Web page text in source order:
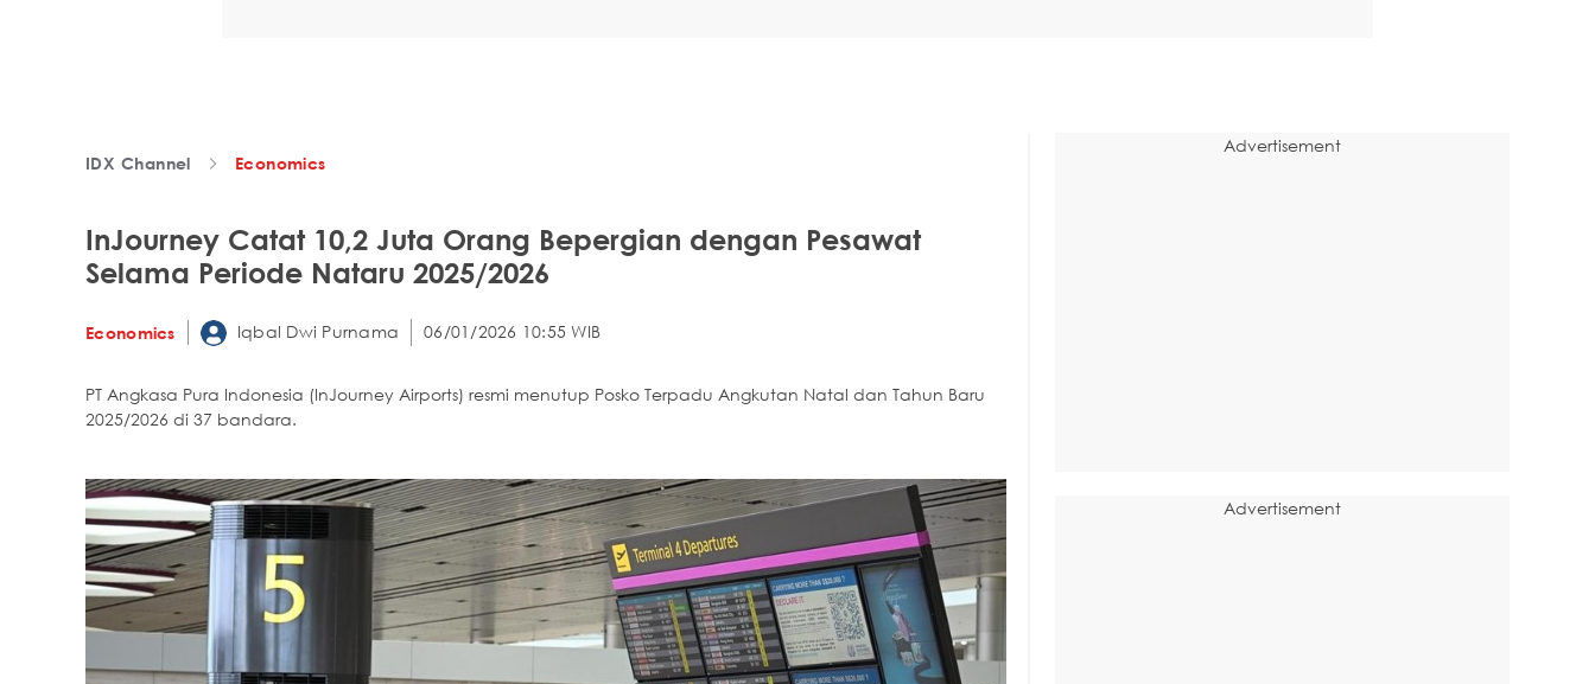
IDX Channel Economics
InJourney Catat 10,2 Juta Orang Bepergian dengan Pesawat
Selama Periode Nataru 2025/2026
Economics Iqbal Dwi Purnama 06/01/2026 10:55 WIB
PT Angkasa Pura Indonesia (InJourney Airports) resmi menutup Posko Terpadu Angkutan Natal dan Tahun Baru
2025/2026 di 37 bandara.
Advertisement
Advertisement